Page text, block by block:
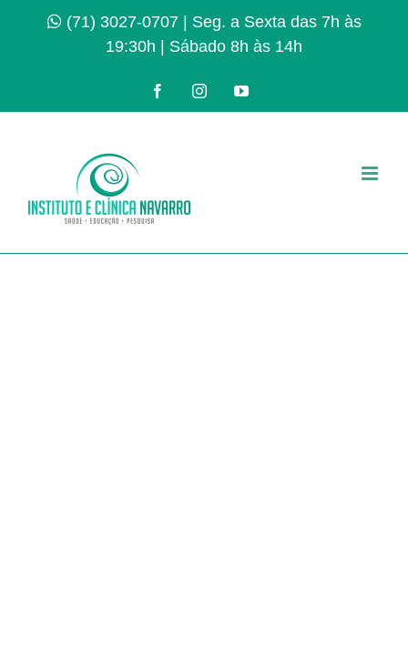
(71) 3027-0707| Seg. a Sexta das 7h às
19:30h | Sábado 8h às 14h
FacebookInstagramYouTube